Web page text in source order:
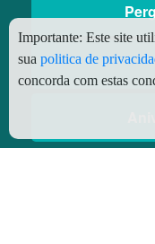
Importante: Este site
sua politica de
concorda com estas